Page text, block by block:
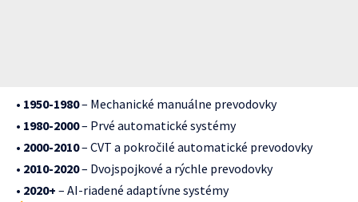
• 1950-1980– Mechanické manuálne prevodovky
• 1980-2000– Prvé automatické systémy
• 2000-2010– CVT a pokročilé automatické prevodovky
• 2010-2020– Dvojspojkové a rýchle prevodovky
• 2020+ – AI-riadené adaptívne systémy